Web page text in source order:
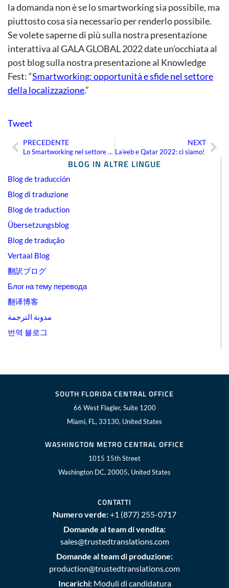
BLOG IN ALTRE LINGUE
Blog de traducción
Blog di traduzione
Blog de traduction
Übersetzungsblog
Blog de tradução
Vertaal Blog
翻訳ブログ
Блог на тему перевода
翻译博客
مدونة الترجمة
번역 블로그
la domanda non è se lo smartworking sia possibile, ma
piuttosto cosa sia necessario per renderlo possibile.
Se volete saperne di più sulla nostra presentazione
interattiva al GALA GLOBAL 2022 date un’occhiata al
post blog sulla nostra presentazione al Knowledge
Fest: “Smartworking: opportunità e sfide nel settore
della localizzazione.”
Tweet
Precedente
PRECEDENTE
Lo Smartworking nel settore della localizzazione
NEXT
La’eeb e Qatar 2022: ci siamo!
SOUTH FLORIDA CENTRAL OFFICE
66 West Flagler, Suite 1200
Miami, FL, 33130, United States
WASHINGTON METRO CENTRAL OFFICE
1015 15th Street
Washington DC, 20005, United States
CONTATTI
Numero verde:+1 (877) 255-0717
Domande al team di vendita:
sales@trustedtranslations.com
Domande al team di produzione:
production@trustedtranslations.com
Incarichi: Moduli di candidatura